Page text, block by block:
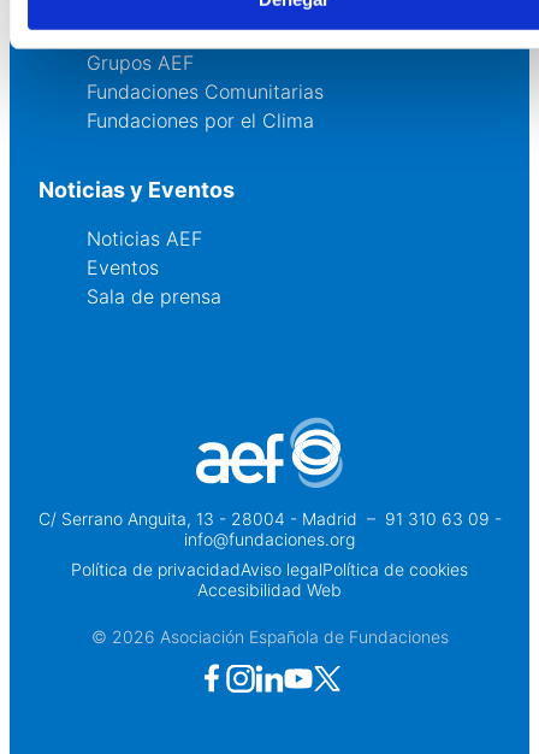
Grupos AEF
Fundaciones Comunitarias
Fundaciones por el Clima
Noticias y Eventos
Noticias AEF
Eventos
Sala de prensa
C/ Serrano Anguita, 13 - 28004 - Madrid – 91 310 63 09 -
info@fundaciones.org
Política de privacidadAviso legalPolítica de cookies
Accesibilidad Web
© 2026 Asociación Española de Fundaciones